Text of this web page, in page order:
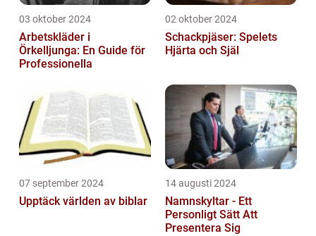
03 oktober 2024
Arbetskläder i
Örkelljunga: En Guide för
Professionella
02 oktober 2024
Schackpjäser: Spelets
Hjärta och Själ
07 september 2024
Upptäck världen av biblar
14 augusti 2024
Namnskyltar - Ett
Personligt Sätt Att
Presentera Sig